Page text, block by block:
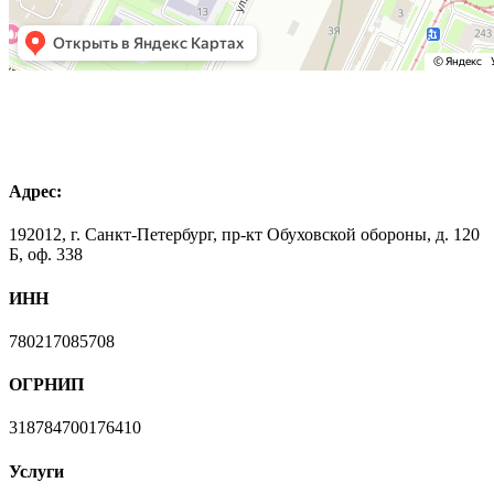
Адрес:
192012, г. Санкт-Петербург, пр-кт Обуховской обороны, д. 120
Б, оф. 338
ИНН
780217085708
ОГРНИП
318784700176410
Услуги